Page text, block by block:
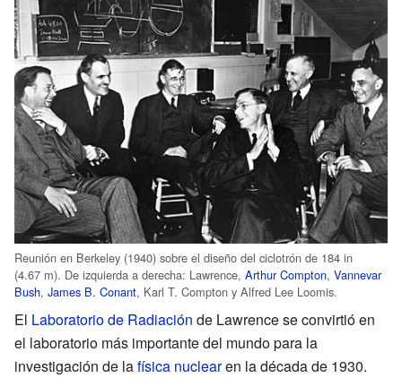
Reunión en Berkeley (1940) sobre el diseño del ciclotrón de 184 in
(4.67 m). De izquierda a derecha: Lawrence, Arthur Compton, Vannevar
Bush, James B. Conant, Karl T. Compton y Alfred Lee Loomis.
El Laboratorio de Radiación de Lawrence se convirtió en
el laboratorio más importante del mundo para la
investigación de lafísica nuclearen la década de 1930.